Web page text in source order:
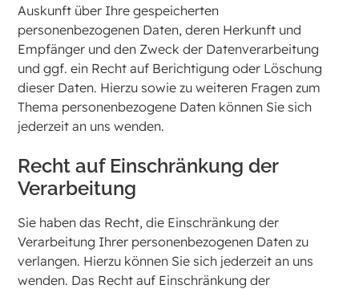
Auskunft über Ihre gespeicherten
personenbezogenen Daten, deren Herkunft und
Empfänger und den Zweck der Datenverarbeitung
und ggf. ein Recht auf Berichtigung oder Löschung
dieser Daten. Hierzu sowie zu weiteren Fragen zum
Thema personenbezogene Daten können Sie sich
jederzeit an uns wenden.
Recht auf Einschränkung der
Verarbeitung
Sie haben das Recht, die Einschränkung der
Verarbeitung Ihrer personenbezogenen Daten zu
verlangen. Hierzu können Sie sich jederzeit an uns
wenden. Das Recht auf Einschränkung der